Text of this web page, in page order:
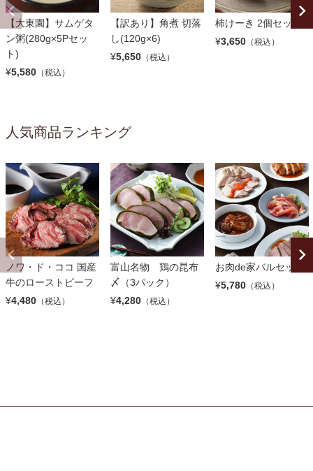
【大東園】サムゲタ
ン粥(280g×5Pセッ
ト)
¥5,580 （税込）
【訳あり】角煮 切落
し(120g×6)
¥5,650 （税込）
柿けーき 2個セット
¥3,650 （税込）
人気商品ランキング
ノワ・ド・ココ 国産
牛のローストビーフ
¥4,480 （税込）
富山名物 鶏の昆布
〆（3パック）
¥4,280 （税込）
お肉de家バルセット
¥5,780 （税込）